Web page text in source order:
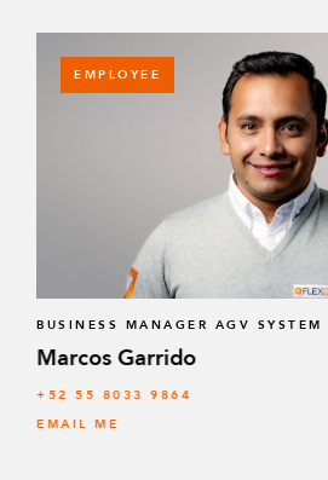
EMPLOYEE
BUSINESS MANAGER AGV SYSTEM
Marcos Garrido
+52 55 8033 9864
EMAIL ME